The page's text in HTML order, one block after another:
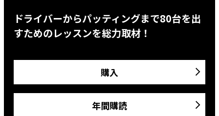
ドライバーからパッティングまで80台を出
すためのレッスンを総力取材！
購入
年間購読